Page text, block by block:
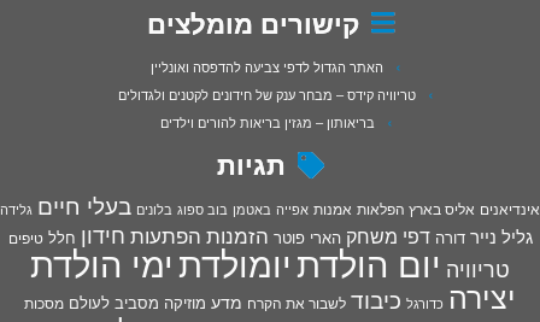
קישורים מומלצים
האתר הגדול לדפי צביעה להדפסה ואונליין
טריוויה קידס – מבחר ענק של חידונים לקטנים ולגדולים
בריאותון – מגזין בריאות להורים וילדים
תגיות
אינדיאנים אליס בארץ הפלאות אמנות אפייה באטמן בוב ספוג בלונים בעלי חיים גלידה
גליל נייר דורה דפי משחק הארי פוטר הזמנות הפתעות חידון חלל טיפים
טריוויה יום הולדתיומולדתימי הולדת
יצירה כדורגל כיבוד לשבור את הקרח מדע מוזיקה מסביב לעולם מסכות